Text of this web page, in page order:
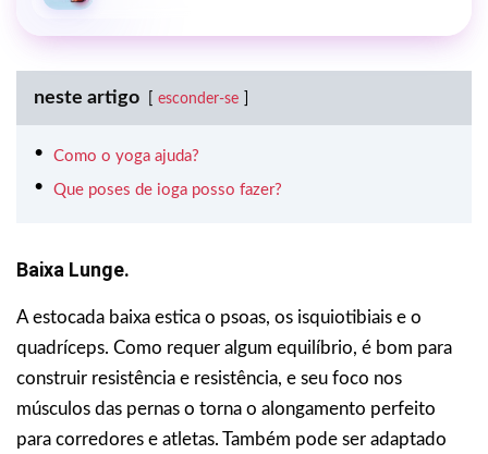
neste artigo esconder-se
Como o yoga ajuda?
Que poses de ioga posso fazer?
Baixa Lunge.
A estocada baixa estica o psoas, os isquiotibiais e o
quadríceps. Como requer algum equilíbrio, é bom para
construir resistência e resistência, e seu foco nos
músculos das pernas o torna o alongamento perfeito
para corredores e atletas. Também pode ser adaptado